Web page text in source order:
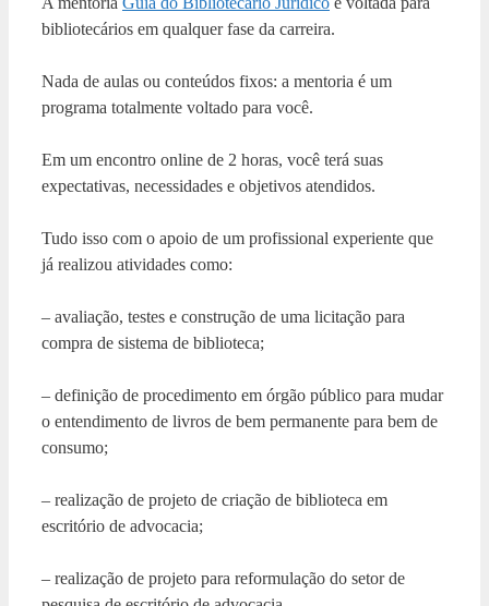
bibliotecários em qualquer fase da carreira.
Nada de aulas ou conteúdos fixos: a mentoria é um
programa totalmente voltado para você.
Em um encontro online de 2 horas, você terá suas
expectativas, necessidades e objetivos atendidos.
Tudo isso com o apoio de um profissional experiente que
já realizou atividades como:
– avaliação, testes e construção de uma licitação para
compra de sistema de biblioteca;
– definição de procedimento em órgão público para mudar
o entendimento de livros de bem permanente para bem de
consumo;
– realização de projeto de criação de biblioteca em
escritório de advocacia;
– realização de projeto para reformulação do setor de